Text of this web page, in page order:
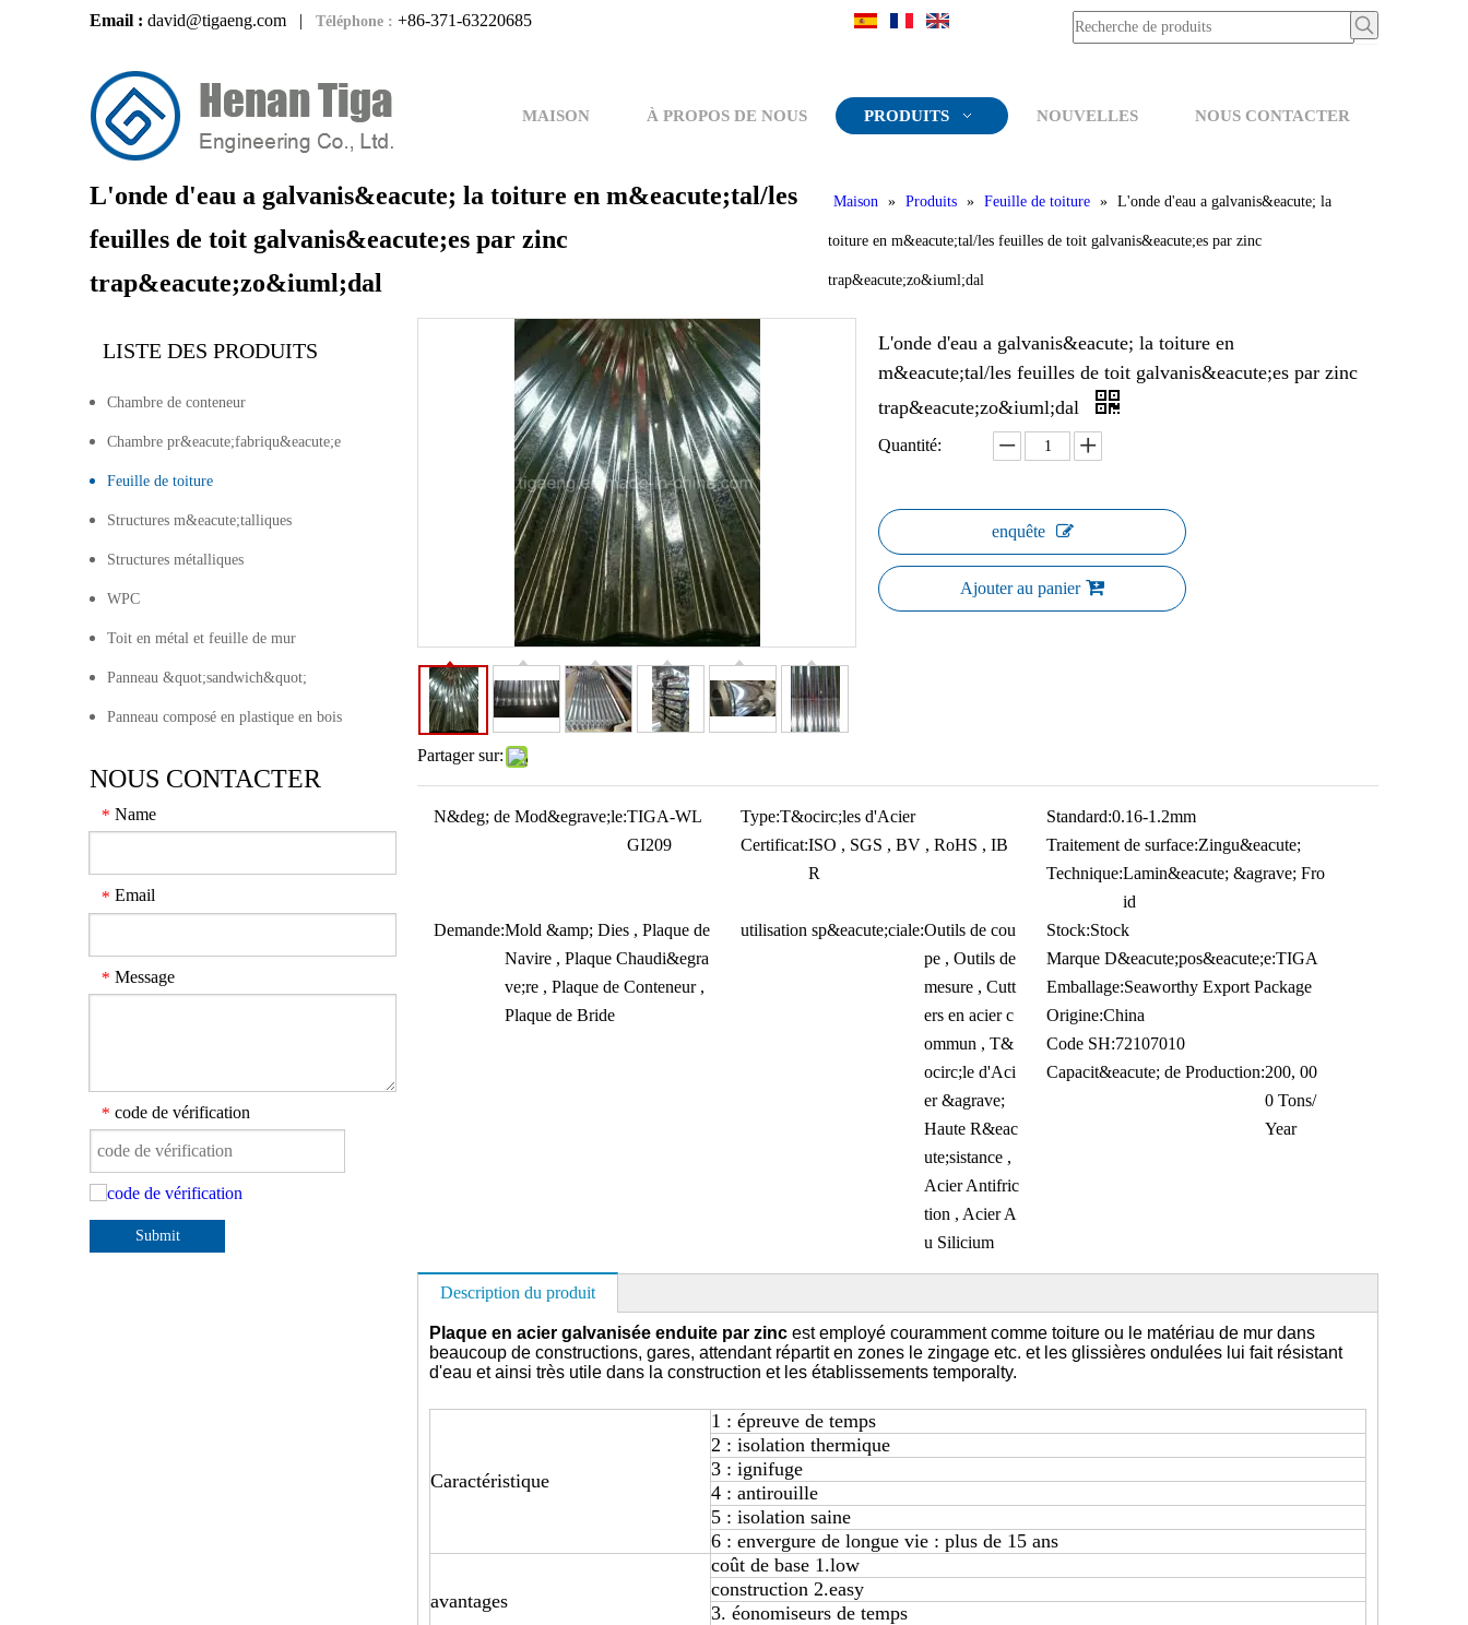
Email : david@tigaeng.com | Téléphone : +86-371-63220685
MAISON À PROPOS DE NOUS PRODUITS NOUVELLES NOUS CONTACTER
L'onde d'eau a galvanis&eacute; la toiture en m&eacute;tal/les
feuilles de toit galvanis&eacute;es par zinc
trap&eacute;zo&iuml;dal
Maison » Produits » Feuille de toiture » L'onde d'eau a galvanis&eacute; la
toiture en m&eacute;tal/les feuilles de toit galvanis&eacute;es par zinc
trap&eacute;zo&iuml;dal
LISTE DES PRODUITS
Chambre de conteneur
Chambre pr&eacute;fabriqu&eacute;e
Feuille de toiture
Structures m&eacute;talliques
Structures métalliques
WPC
Toit en métal et feuille de mur
Panneau &quot;sandwich&quot;
Panneau composé en plastique en bois
NOUS CONTACTER
* Name
* Email
* Message
* code de vérification
Submit
Partager sur:
L'onde d'eau a galvanis&eacute; la toiture en
m&eacute;tal/les feuilles de toit galvanis&eacute;es par zinc
trap&eacute;zo&iuml;dal
Quantité:
enquête
Ajouter au panier
N&deg; de Mod&egrave;le:TIGA-WL
GI209
Type:T&ocirc;les d'Acier Standard:0.16-1.2mm
Certificat:ISO , SGS , BV , RoHS , IB
R
Traitement de surface:Zingu&eacute;
Technique:Lamin&eacute; &agrave; Fro
id
Demande:Mold &amp; Dies , Plaque de
Navire , Plaque Chaudi&egra
ve;re , Plaque de Conteneur ,
Plaque de Bride
utilisation sp&eacute;ciale:Outils de cou
pe , Outils de
mesure , Cutt
ers en acier c
ommun , T&
ocirc;le d'Aci
er &agrave;
Haute R&eac
ute;sistance ,
Acier Antifric
tion , Acier A
u Silicium
Stock:Stock
Marque D&eacute;pos&eacute;e:TIGA
Emballage:Seaworthy Export Package
Origine:China
Code SH:72107010
Capacit&eacute; de Production:200, 00
0 Tons/
Year
Description du produit
Plaque en acier galvanisée enduite par zinc est employé couramment comme toiture ou le matériau de mur dans
beaucoup de constructions, gares, attendant répartit en zones le zingage etc. et les glissières ondulées lui fait résistant
d'eau et ainsi très utile dans la construction et les établissements temporalty.
Caractéristique
1 : épreuve de temps
2 : isolation thermique
3 : ignifuge
4 : antirouille
5 : isolation saine
6 : envergure de longue vie : plus de 15 ans
avantages
coût de base 1.low
construction 2.easy
3. éonomiseurs de temps